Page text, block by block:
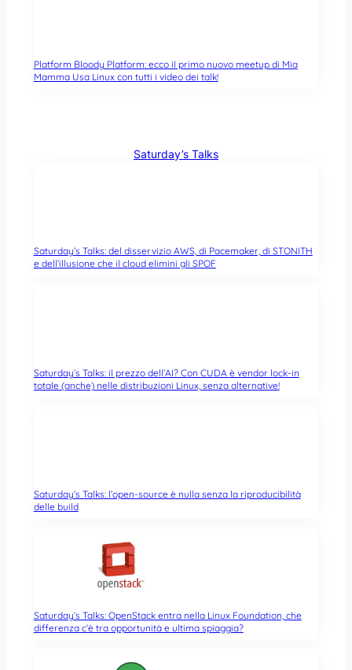
Platform Bloody Platform: ecco il primo nuovo meetup di Mia
Mamma Usa Linux con tutti i video dei talk!
Saturday’s Talks
Saturday’s Talks: del disservizio AWS, di Pacemaker, di STONITH
e dell’illusione che il cloud elimini gli SPOF
Saturday’s Talks: il prezzo dell’AI? Con CUDA è vendor lock-in
totale (anche) nelle distribuzioni Linux, senza alternative!
Saturday’s Talks: l’open-source è nulla senza la riproducibilità
delle build
Saturday’s Talks: OpenStack entra nella Linux Foundation, che
differenza c’è tra opportunità e ultima spiaggia?